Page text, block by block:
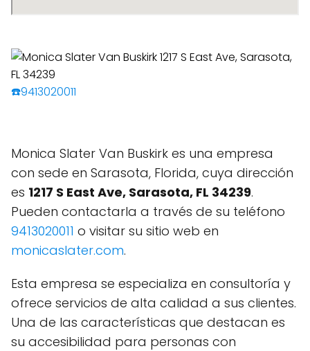
☎️9413020011
Monica Slater Van Buskirk es una empresa
con sede en Sarasota, Florida, cuya dirección
es 1217 S East Ave, Sarasota, FL 34239.
Pueden contactarla a través de su teléfono
9413020011 o visitar su sitio web en
monicaslater.com.
Esta empresa se especializa en consultoría y
ofrece servicios de alta calidad a sus clientes.
Una de las características que destacan es
su accesibilidad para personas con